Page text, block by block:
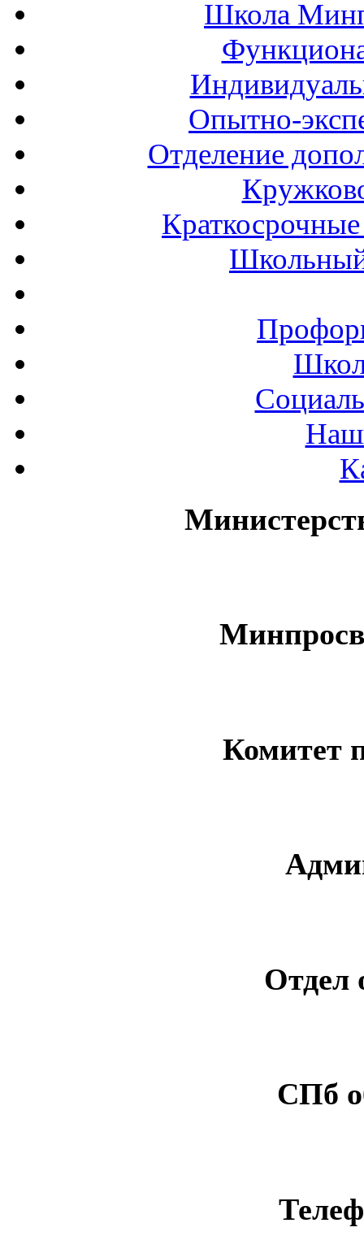
Школа
Опытно-
Отделение
Комитет
Отдел
СПб